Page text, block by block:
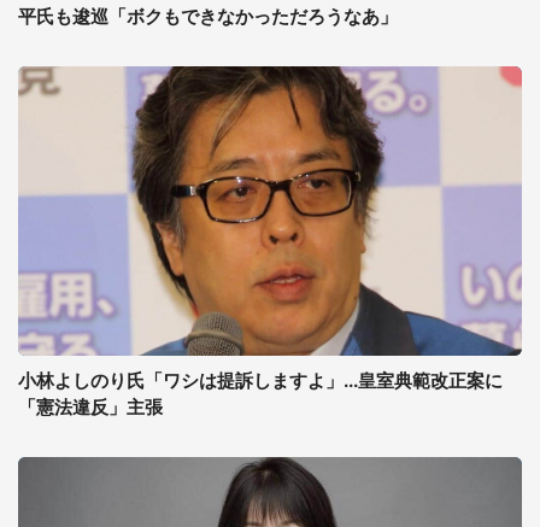
平氏も逡巡「ボクもできなかっただろうなあ」
小林よしのり氏「ワシは提訴しますよ」...皇室典範改正案に
「憲法違反」主張